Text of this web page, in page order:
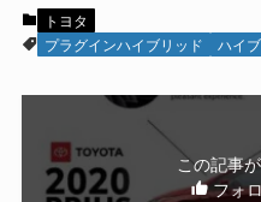
トヨタ
プラグインハイブリッド
ハイ
この記事
フォ